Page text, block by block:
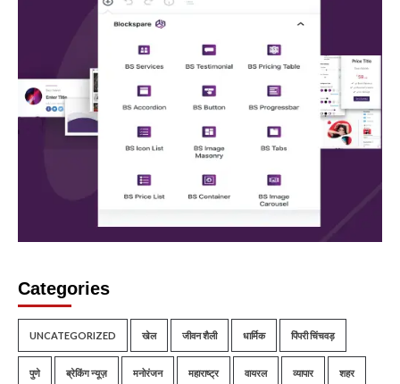
Categories
UNCATEGORIZED खेल जीवन शैली धार्मिक पिंपरी चिंचवड़
पुणे ब्रेकिंग न्यूज़ मनोरंजन महाराष्ट्र वायरल व्यापार शहर